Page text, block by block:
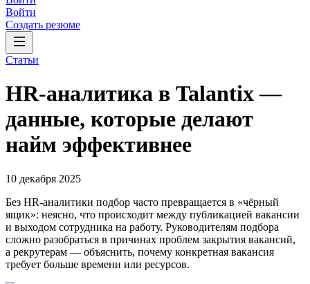
Войти
Создать резюме
Статьи
HR-аналитика в Talantix —
данные, которые делают
найм эффективнее
10 декабря 2025
Без HR-аналитики подбор часто превращается в «чёрный
ящик»: неясно, что происходит между публикацией вакансии
и выходом сотрудника на работу. Руководителям подбора
сложно разобраться в причинах проблем закрытия вакансий,
а рекрутерам — объяснить, почему конкретная вакансия
требует больше времени или ресурсов.